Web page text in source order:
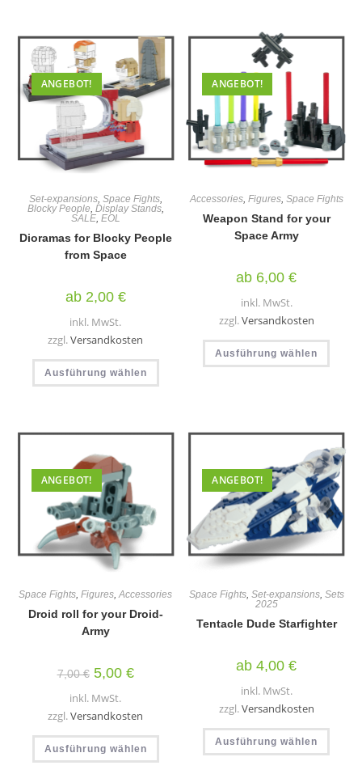
Optionen
auf
der
Produktseite
gewählt
Die
ANGEBOT!
Set-expansions, Space Fights,
Blocky People Display Stands,
SALE, EOL
Dioramas for Blocky People
from Space
ab 2,00 €
inkl. MwSt.
zzgl.Versandkosten
Ausführung wählen
Dieses
weist
Die
Produktseite
ANGEBOT!
Accessories, Figures, Space Fights
Weapon Stand for your
Space Army
ab 6,00€
inkl. MwSt.
zzgl.Versandkosten
Ausführung wählen
weist
auf
der
ANGEBOT!
Space Fights,Figures,Accessories
Droid roll for your Droid-
Army
7,00€ Ursprünglicher
Preis
war:
7,00 €
5,00 €Aktueller
Preis
inkl. MwSt.
zzgl.Versandkosten
Ausführung wählen
Dieses
weist
ANGEBOT!
Space Fights, Set-expansions, Sets
2025
Tentacle Dude Starfighter
ab4,00€
inkl. MwSt.
zzgl.Versandkosten
Ausführung wählen
weist